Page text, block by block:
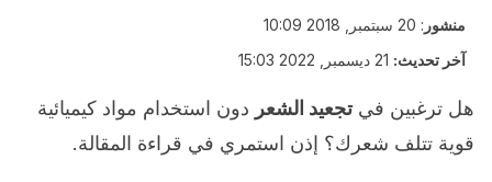
منشور : 20 سبتمبر, 2018 10:09
آخر تحديث: 21 ديسمبر, 2022 15:03
هل ترغبين فيتجعيد الشعر دون استخدام مواد كيميائية
قوية تتلف شعرك؟ إذن استمري في قراءة المقالة.